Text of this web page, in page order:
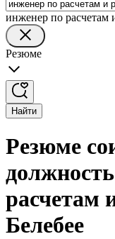
инженер по расчетам
Резюме
Найти
Резюме
расчетам
Белебее